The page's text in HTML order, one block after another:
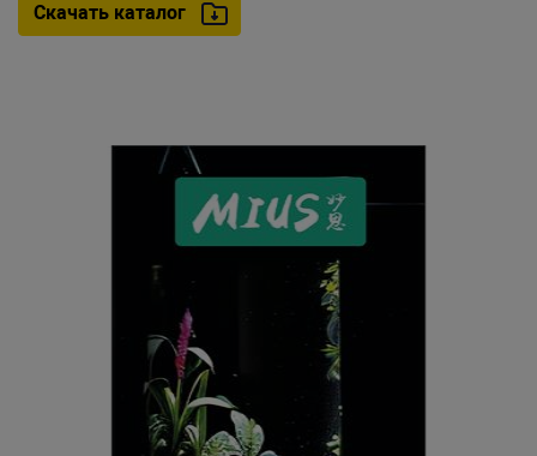
Скачать каталог